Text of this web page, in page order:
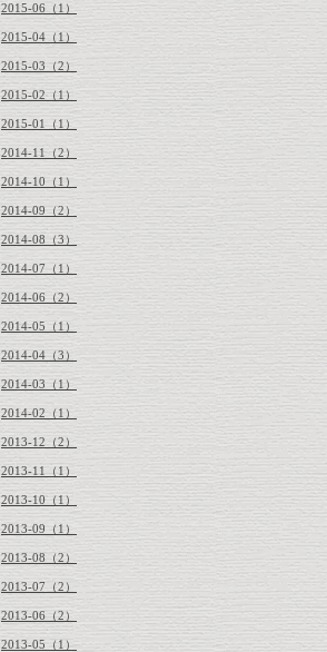
2015-06（1）
2015-04（1）
2015-03（2）
2015-02（1）
2015-01（1）
2014-11（2）
2014-10（1）
2014-09（2）
2014-08（3）
2014-07（1）
2014-06（2）
2014-05（1）
2014-04（3）
2014-03（1）
2014-02（1）
2013-12（2）
2013-11（1）
2013-10（1）
2013-09（1）
2013-08（2）
2013-07（2）
2013-06（2）
2013-05（1）